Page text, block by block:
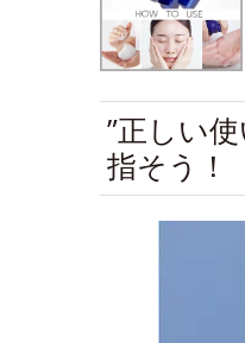
”正しい
指そう！